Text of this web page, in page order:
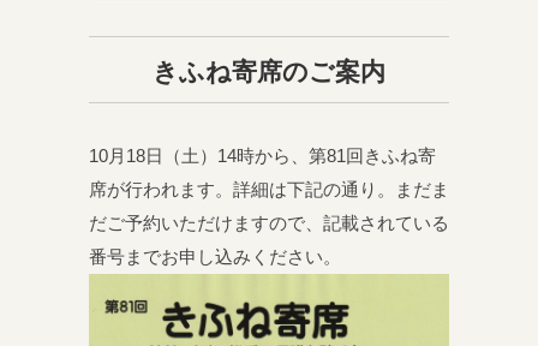
きふね寄席のご案内
10月18日（土）14時から、第81回きふね寄
席が行われます。詳細は下記の通り。まだま
だご予約いただけますので、記載されている
番号までお申し込みください。